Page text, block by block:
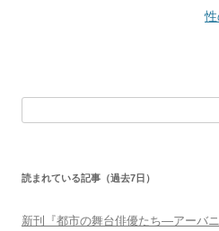
読まれている記事（過去7日）
新刊『都市の舞台俳優たち―アーバ